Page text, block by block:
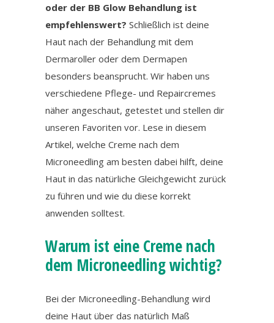
oder der BB Glow Behandlung ist
empfehlenswert? Schließlich ist deine
Haut nach der Behandlung mit dem
Dermaroller oder dem Dermapen
besonders beansprucht. Wir haben uns
verschiedene Pflege- und Repaircremes
näher angeschaut, getestet und stellen dir
unseren Favoriten vor. Lese in diesem
Artikel, welche Creme nach dem
Microneedling am besten dabei hilft, deine
Haut in das natürliche Gleichgewicht zurück
zu führen und wie du diese korrekt
anwenden solltest.
Warum ist eine Creme nach
dem Microneedling wichtig?
Bei der Microneedling-Behandlung wird
deine Haut über das natürlich Maß